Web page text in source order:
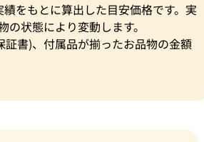
をもとに算出した目安価格です。実
状態により変動します。
書)、付属品が揃ったお品物の金額